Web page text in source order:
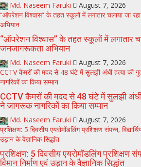
Md. Naseem Faruki
August 7, 2026
“ऑपरेशन विश्वास” के तहत स्कूलों में लगातार चलाया जा
अभियान
“ऑपरेशन विश्वास” के तहत स्कूलों में लगातार
जनजागरूकता अभियान
Md. Naseem Faruki
August 7, 2026
CCTV कैमरों की मदद से 48 घंटे में सुलझी अंधी हत्या की
नागरिकों का किया सम्मान
CCTV कैमरों की मदद से 48 घंटे में सुलझी अंधी
ने जागरूक नागरिकों का किया सम्मान
Md. Naseem Faruki
August 7, 2026
प्रशिक्षण: 5 दिवसीय एयरोमॉडलिंग प्रशिक्षण संपन्न,
उड़ान के वैज्ञानिक सिद्धांत
प्रशिक्षण: 5 दिवसीय एयरोमॉडलिंग प्रशिक्षण
विमान निर्माण एवं उड़ान के वैज्ञानिक सिद्धांत